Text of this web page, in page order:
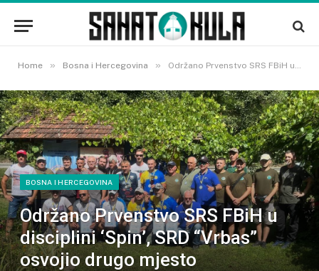
Home » Bosna i Hercegovina » Održano Prvenstvo SRS FBiH u disciplini ‘Spin’, SRD “Vrbas” osvojio drugo mjesto
BOSNA I HERCEGOVINA
Održano Prvenstvo SRS FBiH u
disciplini ‘Spin’, SRD “Vrbas”
osvojio drugo mjesto